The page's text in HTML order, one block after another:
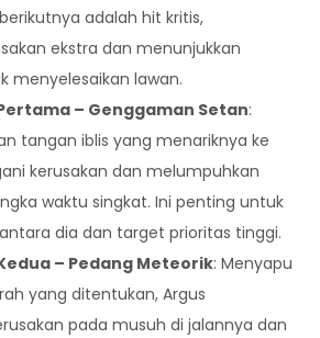
adalah hit kritis,
ekstra dan menunjukkan
menyelesaikan lawan.
– Genggaman Setan:
tangan iblis yang menariknya ke
kerusakan dan melumpuhkan
waktu singkat. Ini penting untuk
dia dan target prioritas tinggi.
– Pedang Meteorik: Menyapu
yang ditentukan, Argus
pada musuh di jalannya dan